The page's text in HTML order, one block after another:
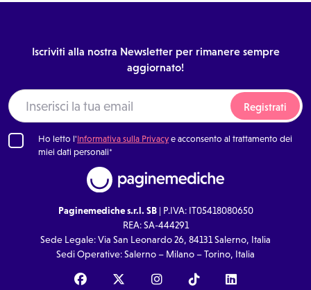
Iscriviti alla nostra Newsletter per rimanere sempre
aggiornato!
Registrati
Ho letto l'Informativa sulla Privacye acconsento al trattamento dei
miei dati personali*
Paginemediche s.r.l. SB| P.IVA: IT05418080650
REA: SA-444291
Sede Legale: Via San Leonardo 26, 84131 Salerno, Italia
Sedi Operative: Salerno – Milano – Torino, Italia